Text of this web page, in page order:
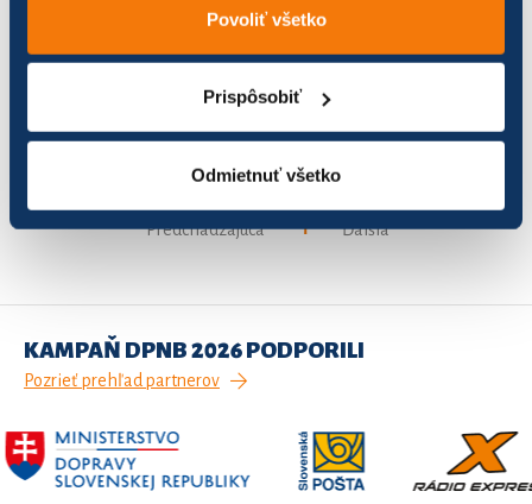
Povoliť všetko
Prispôsobiť
Odmietnuť všetko
TSMS 0 0,00 0,00
320,32
Záznamy 1 až 3 z celkom 3
Predchádzajúca 1 Ďalšia
KAMPAŇ DPNB 2026 PODPORILI
Pozrieť prehľad partnerov